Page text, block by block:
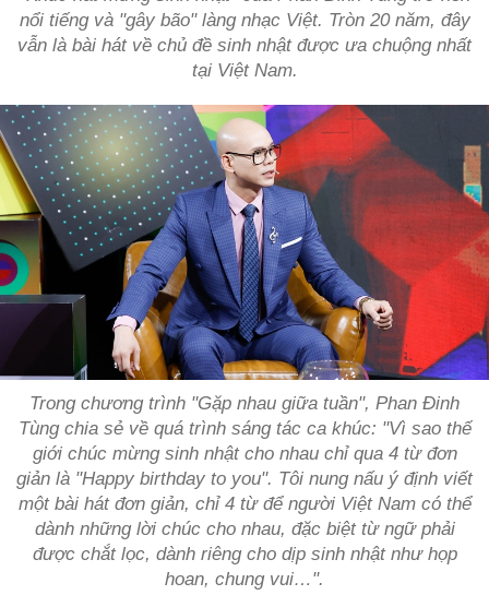
nổi tiếng và "gây bão" làng nhạc Việt. Tròn 20 năm, đây
vẫn là bài hát về chủ đề sinh nhật được ưa chuộng nhất
tại Việt Nam.
Trong chương trình "Gặp nhau giữa tuần", Phan Đinh
Tùng chia sẻ về quá trình sáng tác ca khúc: "Vì sao thế
giới chúc mừng sinh nhật cho nhau chỉ qua 4 từ đơn
giản là "Happy birthday to you". Tôi nung nấu ý định viết
một bài hát đơn giản, chỉ 4 từ để người Việt Nam có thể
dành những lời chúc cho nhau, đặc biệt từ ngữ phải
được chắt lọc, dành riêng cho dịp sinh nhật như họp
hoan, chung vui…".